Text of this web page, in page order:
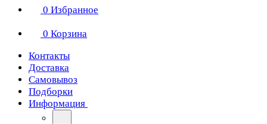
0 Избранное
0 Корзина
Контакты
Доставка
Самовывоз
Подборки
Информация